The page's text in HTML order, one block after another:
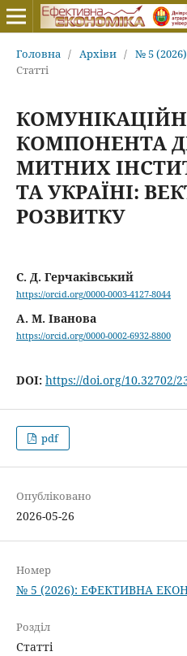
Головна / Архіви / № 5
Статті
КОМПОНЕНТА
МИТНИХ
ТА УКРАЇНІ:
РОЗВИТКУ
С. Д. Герчаківський
https://orcid.org/0000-0003-4127-8044
А. М. Іванова
https://orcid.org/0000-0002-6932-8800
DOI: https://doi.org/10.32702/
pdf
Опубліковано
2026-05-26
Номер
№ 5 (2026): ЕФЕКТИВНА
Розділ
Статті